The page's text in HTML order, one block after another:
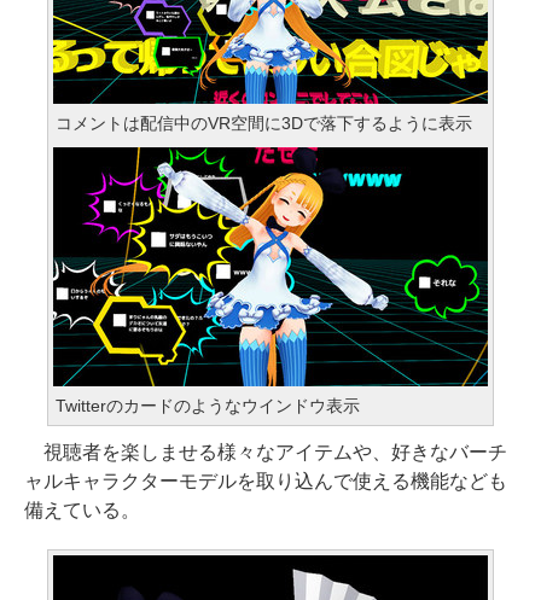
コメントは配信中のVR空間に3Dで落下するように表示
Twitterのカードのようなウインドウ表示
視聴者を楽しませる様々なアイテムや、好きなバーチ
ャルキャラクターモデルを取り込んで使える機能なども
備えている。